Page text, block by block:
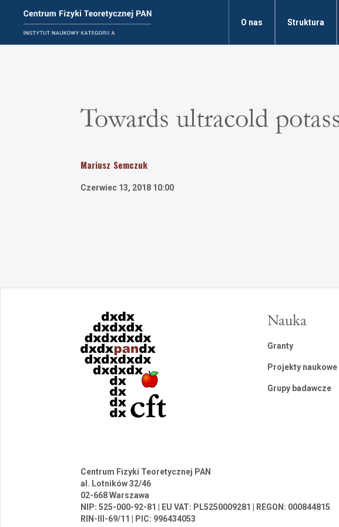
O nas Struktura
Towards ultracold
Mariusz Semczuk
Czerwiec 13, 2018 10:00
Nauka
Granty
Projekty naukowe
Grupy badawcze
Centrum Fizyki Teoretycznej PAN
al. Lotników 32/46
02-668 Warszawa
NIP: 525-000-92-81 | EU VAT: PL5250009281 | REGON: 000844815
RIN-III-69/11 | PIC: 996434053